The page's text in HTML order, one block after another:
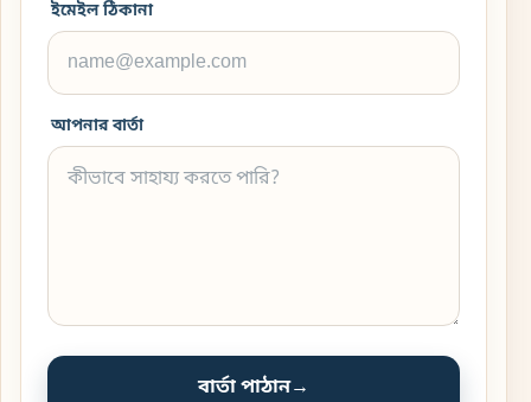
ইমেইল ঠিকানা
আপনার বার্তা
বার্তা পাঠান→